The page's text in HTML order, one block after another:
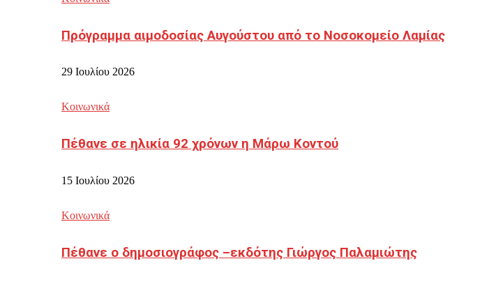
Πρόγραμμα αιμοδοσίας Αυγούστου από το Νοσοκομείο Λαμίας
29 Ιουλίου 2026
Κοινωνικά
Πέθανε σε ηλικία 92 χρόνων η Μάρω Κοντού
15 Ιουλίου 2026
Κοινωνικά
Πέθανε ο δημοσιογράφος –εκδότης Γιώργος Παλαμιώτης